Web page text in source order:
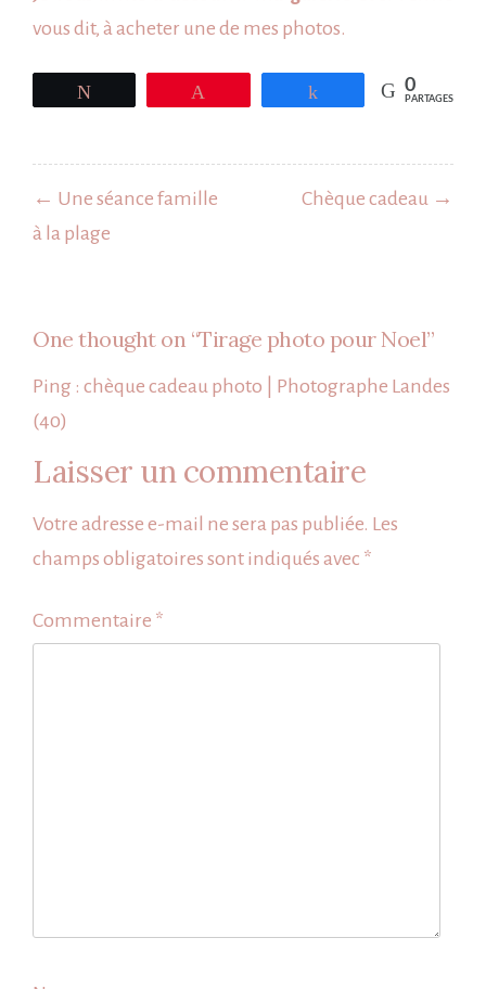
vous dit, à acheter une de mes photos.
Partagez 0
PARTAGES
de
l’article
← Une séance famille
à la plage
Chèque cadeau →
One thought on “Tirage photo pour Noel”
Ping : chèque cadeau photo | Photographe Landes
(40)
Laisser un commentaire
Votre adresse e-mail ne sera pas publiée. Les
champs obligatoires sont indiqués avec *
Commentaire *